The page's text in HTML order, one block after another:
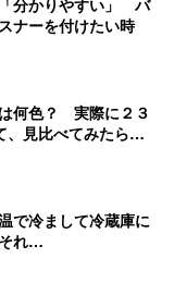
「分かりやすい」 バ
ナーを付けたい時
何色？ 実際に２３
、見比べてみたら…
で冷まして冷蔵庫に
れ…